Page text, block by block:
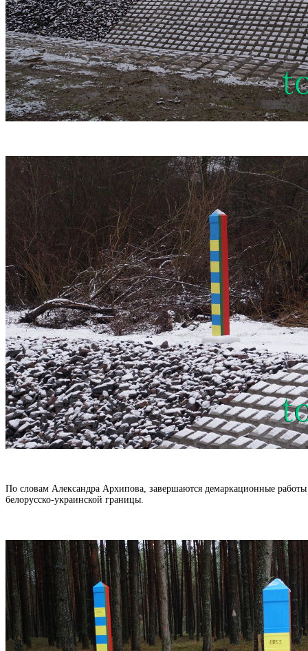
По словам Александра Архипова, завершаются демаркационные
белорусско-украинской границы.